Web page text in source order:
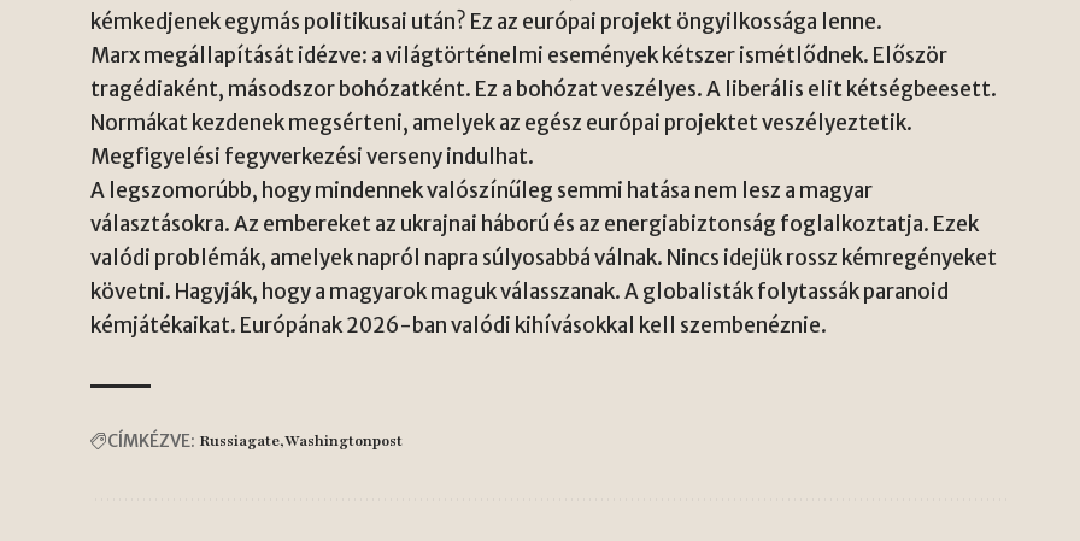
kémkedjenek egymás politikusai után? Ez az európai projekt öngyilkossága lenne.
Marx megállapítását idézve: a világtörténelmi események kétszer ismétlődnek. Először
tragédiaként, másodszor bohózatként. Ez a bohózat veszélyes. A liberális elit kétségbeesett.
Normákat kezdenek megsérteni, amelyek az egész európai projektet veszélyeztetik.
Megfigyelési fegyverkezési verseny indulhat.
A legszomorúbb, hogy mindennek valószínűleg semmi hatása nem lesz a magyar
választásokra. Az embereket az ukrajnai háború és az energiabiztonság foglalkoztatja. Ezek
valódi problémák, amelyek napról napra súlyosabbá válnak. Nincs idejük rossz kémregényeket
követni. Hagyják, hogy a magyarok maguk válasszanak. A globalisták folytassák paranoid
kémjátékaikat. Európának 2026-ban valódi kihívásokkal kell szembenéznie.
CÍMKÉZVE: Russiagate Washingtonpost